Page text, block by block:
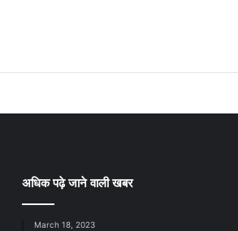
अधिक पढ़े जाने वाली खबर
March 18, 2023